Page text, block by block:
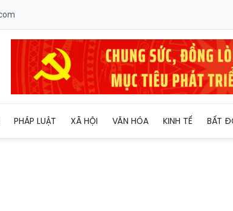
PHÁP LUẬT XÃ HỘI VĂN HÓA KINH TẾ BẤT